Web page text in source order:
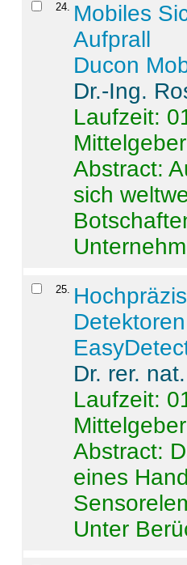
24. Mobiles
Aufprall
Ducon
Dr.-Ing.
Laufzeit:
Abstract:
sich
25.
Dr. rer.
Laufzeit:
Abstract:
eines
Unter